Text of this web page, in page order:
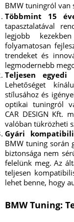
BMW tuningról van
Többmint 15
tapasztalatával
legjobb
folyamatosan
trendeket és
legmodernebb
Teljesen egyedi
Lehetőséget
stílusához és
optikai tuningról
CAR DESIGN Kft.
valóban tükrözheti
Gyári
BMW tuning során
biztonsága nem
felelünk meg. Az
teljesen
lehet benne, hogy
BMW Tuning: